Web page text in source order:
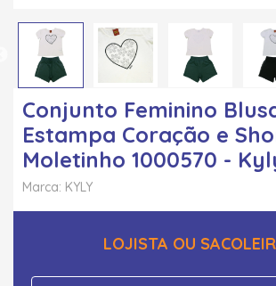
Conjunto Feminino
Estampa Coração e
Moletinho 1000570 -
Marca: KYLY
LOJISTA OU